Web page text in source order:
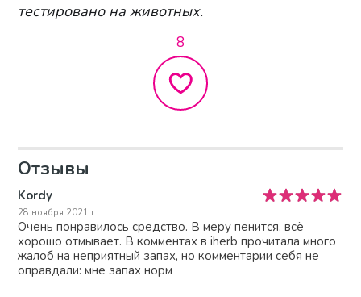
тестировано на животных.
8
Отзывы
Kordy
28 ноября 2021 г.
Очень понравилось средство. В меру пенится, всё
хорошо отмывает. В комментах в iherb прочитала много
жалоб на неприятный запах, но комментарии себя не
оправдали: мне запах норм